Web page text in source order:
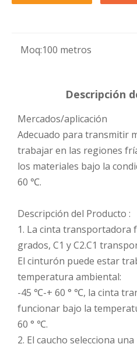
Moq:100 metros
Descripción
Mercados/aplicación
Adecuado para transmitir
trabajar en las regiones
los materiales bajo la
60 ℃.
Descripción del Producto :
1. La cinta transportadora
grados, C1 y C2.C1
El cinturón puede estar
temperatura ambiental:
-45 ℃-+ 60 ° ℃, la cinta
funcionar bajo la
60 ° ℃.
2. El caucho selecciona